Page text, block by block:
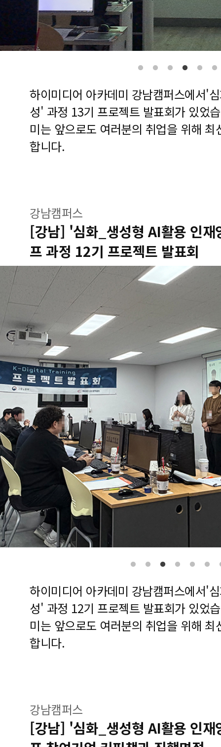
하이미디어 아카데미 강남캠퍼스에서'
성' 과정 13기 프로젝트 발표회가 있었
미는 앞으로도 여러분의 취업을 위해
합니다.
강남캠퍼스
[강남] '심화_생성형 AI활용 인재
프 과정 12기 프로젝트 발표회
하이미디어 아카데미 강남캠퍼스에서'
성' 과정 12기 프로젝트 발표회가 있었
미는 앞으로도 여러분의 취업을 위해
합니다.
강남캠퍼스
[강남] '심화_생성형 AI활용 인재